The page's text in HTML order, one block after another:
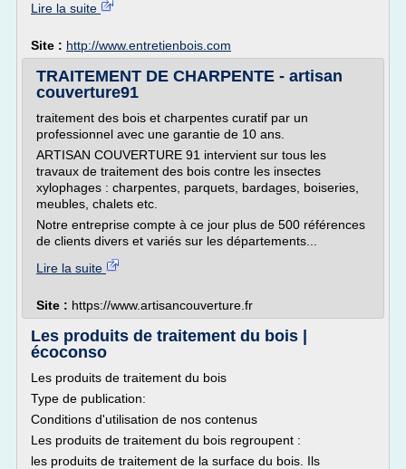
Lire la suite
Site : http://www.entretienbois.com
TRAITEMENT DE CHARPENTE - artisan
couverture91
traitement des bois et charpentes curatif par un
professionnel avec une garantie de 10 ans.
ARTISAN COUVERTURE 91 intervient sur tous les
travaux de traitement des bois contre les insectes
xylophages : charpentes, parquets, bardages, boiseries,
meubles, chalets etc.
Notre entreprise compte à ce jour plus de 500 références
de clients divers et variés sur les départements...
Lire la suite
Site : https://www.artisancouverture.fr
Les produits de traitement du bois |
écoconso
Les produits de traitement du bois
Type de publication:
Conditions d'utilisation de nos contenus
Les produits de traitement du bois regroupent :
les produits de traitement de la surface du bois. Ils